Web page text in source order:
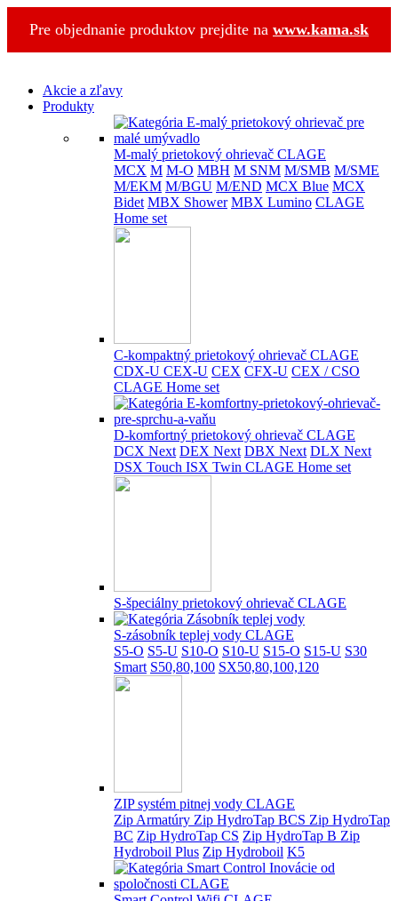
Pre objednanie produktov prejdite na www.kama.sk
Akcie a zľavy
Produkty
M-malý prietokový ohrievač CLAGE
MCX M M-O MBH M SNM M/SMB M/SME
M/EKM M/BGU M/END MCX Blue MCX
Bidet MBX Shower MBX Lumino CLAGE
Home set
C-kompaktný prietokový ohrievač CLAGE
CDX-U CEX-U CEX CFX-U CEX / CSO
CLAGE Home set
D-komfortný prietokový ohrievač CLAGE
DCX Next DEX Next DBX Next DLX Next
DSX Touch ISX Twin CLAGE Home set
S-špeciálny prietokový ohrievač CLAGE
S-zásobník teplej vody CLAGE
S5-O S5-U S10-O S10-U S15-O S15-U S30
Smart S50,80,100 SX50,80,100,120
ZIP systém pitnej vody CLAGE
Zip Armatúry Zip HydroTap BCS Zip HydroTap
BC Zip HydroTap CS Zip HydroTap B Zip
Hydroboil Plus Zip Hydroboil K5